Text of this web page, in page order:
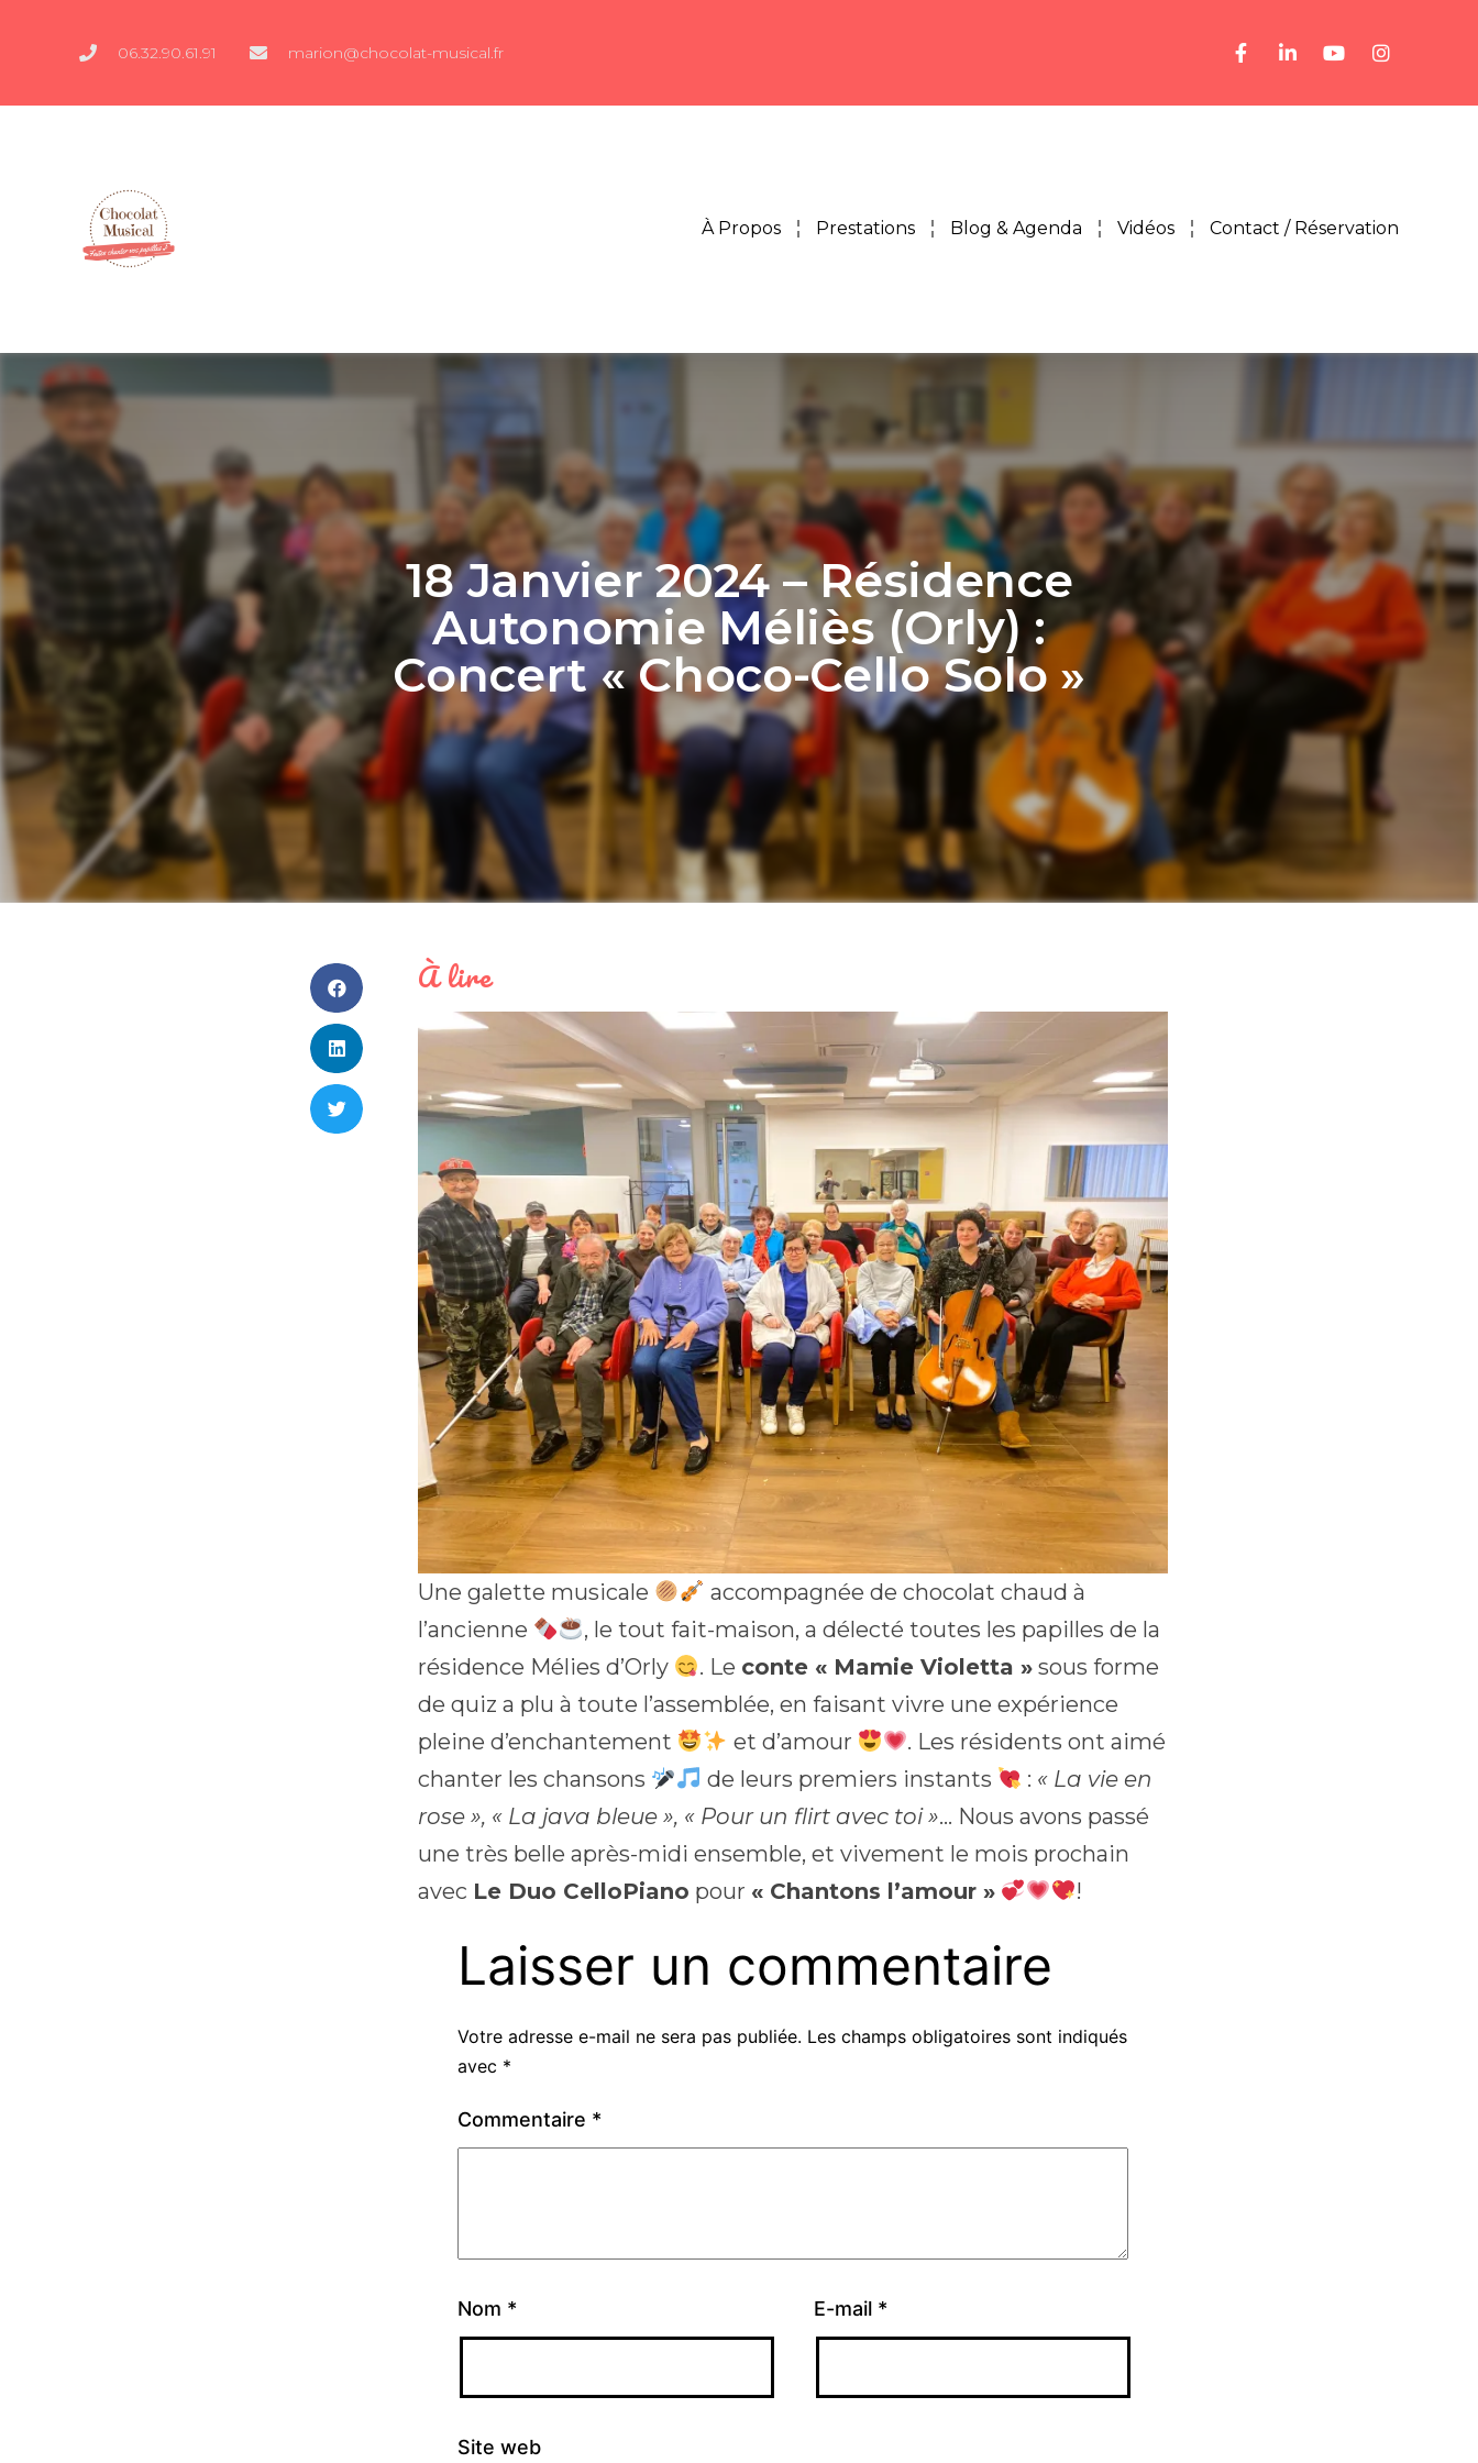
06.32.90.61.91 marion@chocolat-musical.fr
À Propos Prestations Blog & Agenda Vidéos Contact / Réservation
18 Janvier 2024 – Résidence
Autonomie Méliès (Orly) :
Concert « Choco-Cello Solo »
À lire
Une galette musicale
accompagnée de chocolat chaud à
l’ancienne
, le tout fait-maison, a délecté toutes les papilles de la
résidence Mélies d’Orly
. Le conte « Mamie Violetta »sous forme
de quiz a plu à toute l’assemblée, en faisant vivre une expérience
pleine d’enchantement
et d’amour
. Les résidents ont aimé
chanter les chansons
de leurs premiers instants : « La vie en
rose », « La java bleue », « Pour un flirt avec toi »… Nous avons passé
une très belle après-midi ensemble, et vivement le mois prochain
avec Le Duo CelloPiano pour « Chantons l’amour » !
Laisser un commentaire
Votre adresse e-mail ne sera pas publiée. Les champs obligatoires sont indiqués
avec *
Commentaire *
Nom * E-mail *
Site web